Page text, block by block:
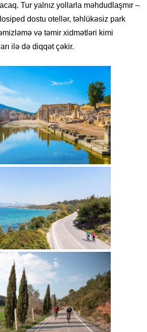
Tur yalnız yollarla məhdudlaşmır –
dostu otellər, təhlükəsiz park
və təmir xidmətləri kimi
ilə də diqqət çəkir.